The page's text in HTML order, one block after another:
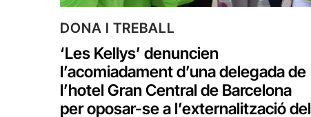
DONA I TREBALL
‘Les Kellys’ denuncien
l’acomiadament d’una delegada de
l’hotel Gran Central de Barcelona
per oposar-se a l’externalització del